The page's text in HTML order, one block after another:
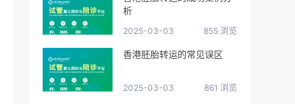
析
2025-03-03 855 浏览
香港胚胎转运的常见误区
2025-03-03 861 浏览